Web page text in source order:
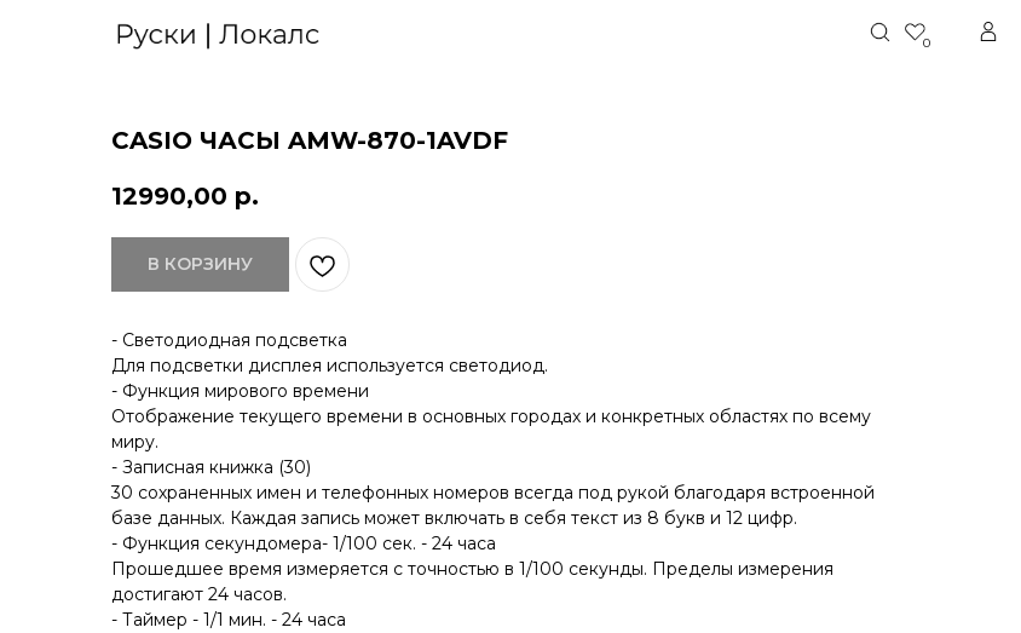
CASIO ЧАСЫ AMW-870-1AVDF
12990,00 р.
В КОРЗИНУ
- Светодиодная подсветка
Для подсветки дисплея используется светодиод.
- Функция мирового времени
Отображение текущего времени в основных городах и конкретных областях по всему
миру.
- Записная книжка (30)
30 сохраненных имен и телефонных номеров всегда под рукой благодаря встроенной
базе данных. Каждая запись может включать в себя текст из 8 букв и 12 цифр.
- Функция секундомера- 1/100 сек. - 24 часа
Прошедшее время измеряется с точностью в 1/100 секунды. Пределы измерения
достигают 24 часов.
- Таймер - 1/1 мин. - 24 часа